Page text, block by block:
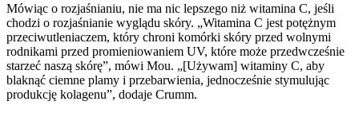
Mówiąc o rozjaśnianiu, nie ma nic lepszego niż witamina C, jeśli
chodzi o rozjaśnianie wyglądu skóry. „Witamina C jest potężnym
przeciwutleniaczem, który chroni komórki skóry przed wolnymi
rodnikami przed promieniowaniem UV, które może przedwcześnie
starzeć naszą skórę”, mówi Mou. „[Używam] witaminy C, aby
blaknąć ciemne plamy i przebarwienia, jednocześnie stymulując
produkcję kolagenu”, dodaje Crumm.